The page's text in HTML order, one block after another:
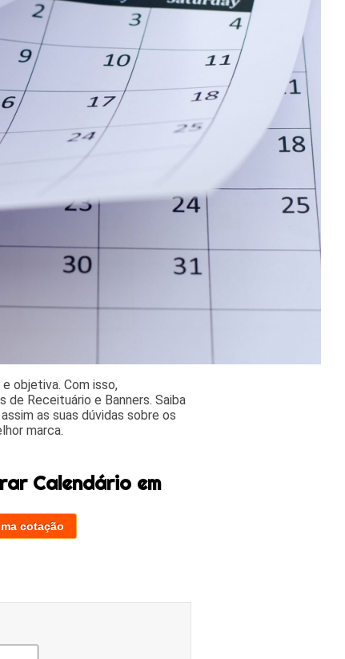
objetiva. Com isso,
Receituário e Banners. Saiba
as suas dúvidas sobre os
marca.
Calendário em
cotação